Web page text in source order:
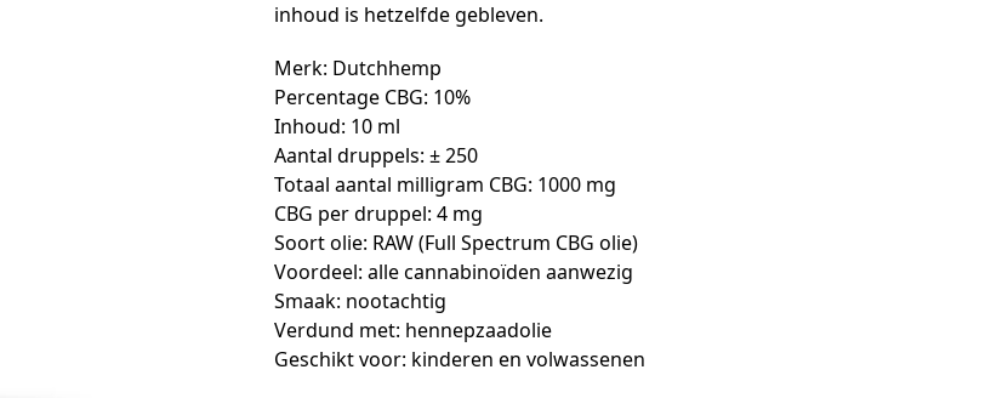
inhoud is hetzelfde gebleven.
Merk: Dutchhemp
Percentage CBG: 10%
Inhoud: 10 ml
Aantal druppels: ± 250
Totaal aantal milligram CBG: 1000 mg
CBG per druppel: 4 mg
Soort olie: RAW (Full Spectrum CBG olie)
Voordeel: alle cannabinoïden aanwezig
Smaak: nootachtig
Verdund met: hennepzaadolie
Geschikt voor: kinderen en volwassenen